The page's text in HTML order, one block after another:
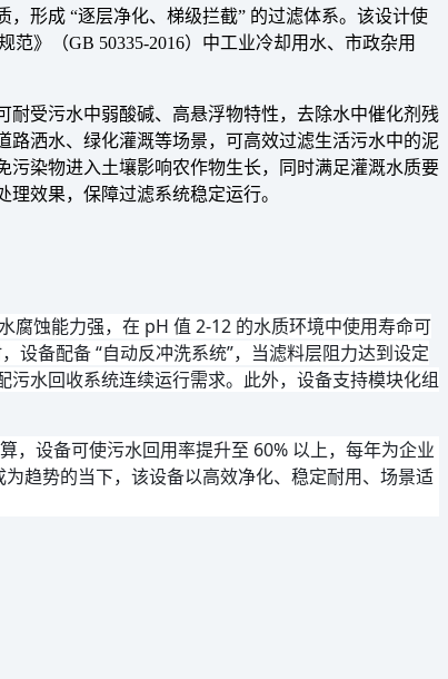
形成 “逐层净化、梯级拦截” 的过滤体系。该设计使
》（GB 50335-2016）中工业冷却用水、市政杂用
受污水中弱酸碱、高悬浮物特性，去除水中催化剂残
洒水、绿化灌溉等场景，可高效过滤生活污水中的泥
染物进入土壤影响农作物生长，同时满足灌溉水质要
效果，保障过滤系统稳定运行。
腐蚀能力强，在 pH 值 2-12 的水质环境中使用寿命可
设备配备 “自动反冲洗系统”，当滤料层阻力达到设定
水回收系统连续运行需求。此外，设备支持模块化组
，设备可使污水回用率提升至 60% 以上，每年为企业
趋势的当下，该设备以高效净化、稳定耐用、场景适